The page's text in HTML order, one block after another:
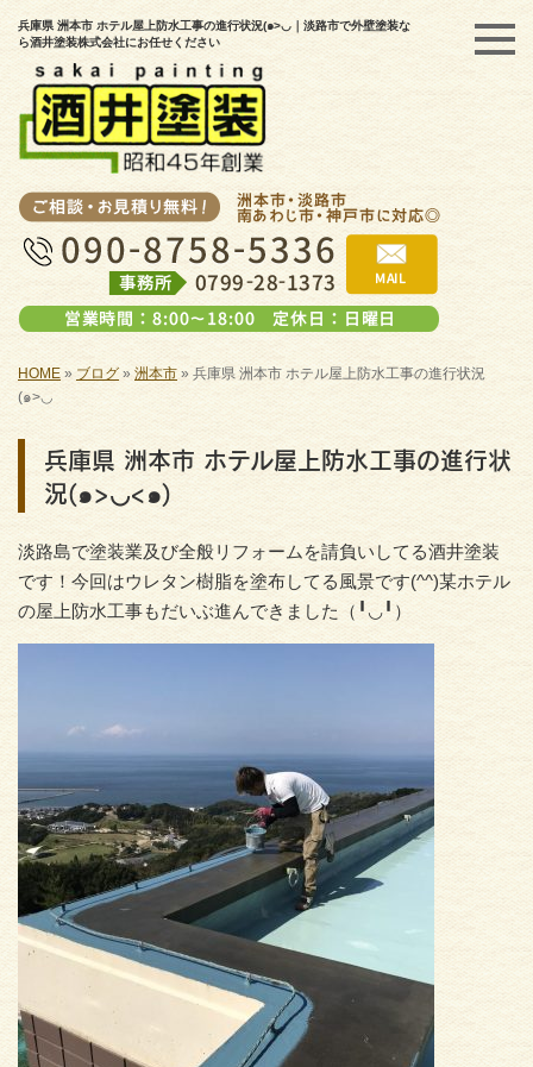
兵庫県 洲本市 ホテル屋上防水工事の進行状況(๑>◡｜淡路市で外壁塗装な
ら酒井塗装株式会社にお任せください
HOME » ブログ» 洲本市 » 兵庫県 洲本市 ホテル屋上防水工事の進行状況
(๑>◡
兵庫県 洲本市 ホテル屋上防水工事の進行状
況(๑>◡<๑)
淡路島で塗装業及び全般リフォームを請負いしてる酒井塗装
です！今回はウレタン樹脂を塗布してる風景です(^^)某ホテル
の屋上防水工事もだいぶ進んできました（╹◡╹）